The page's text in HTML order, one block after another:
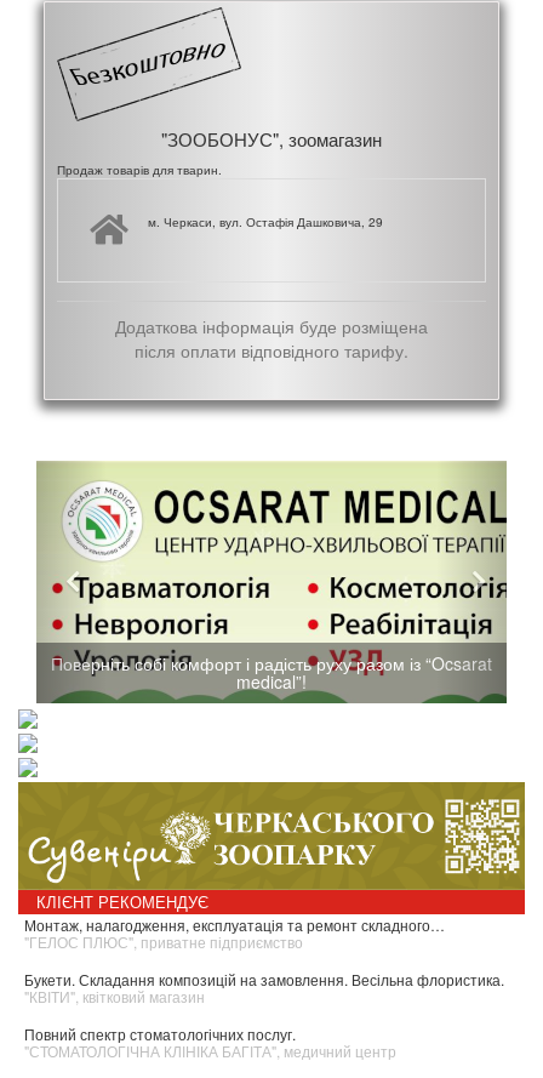
"ЗООБОНУС", зоомагазин
Продаж товарів для тварин.
м. Черкаси, вул. Остафія Дашковича, 29
Додаткова інформація буде розміщена
після оплати відповідного тарифу.
Поверніть собі комфорт і радість руху разом із “Ocsarat
medical”!
КЛІЄНТ РЕКОМЕНДУЄ
Монтаж, налагодження, експлуатація та ремонт складного…
"ГЕЛОС ПЛЮС", приватне підприємство
Букети. Складання композицій на замовлення. Весільна флористика.
"КВІТИ", квітковий магазин
Повний спектр стоматологічних послуг.
"СТОМАТОЛОГІЧНА КЛІНІКА БАГІТА", медичний центр